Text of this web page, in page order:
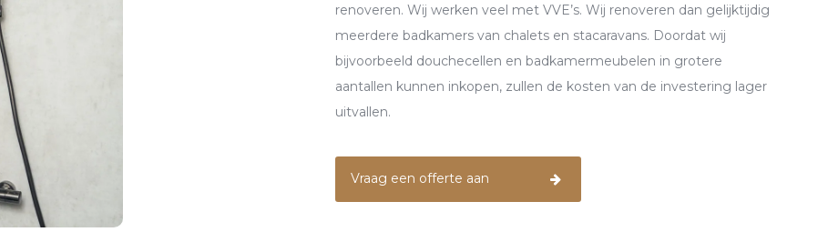
renoveren. Wij werken veel met VVE’s. Wij renoveren dan gelijktijdig
meerdere badkamers van chalets en stacaravans. Doordat wij
bijvoorbeeld douchecellen en badkamermeubelen in grotere
aantallen kunnen inkopen, zullen de kosten van de investering lager
uitvallen.
Vraag een offerte aan